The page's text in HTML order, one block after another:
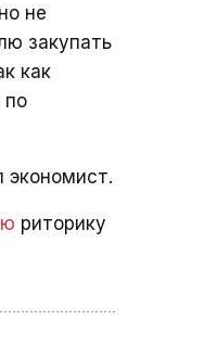
не
закупать
как
по
экономист.
риторику